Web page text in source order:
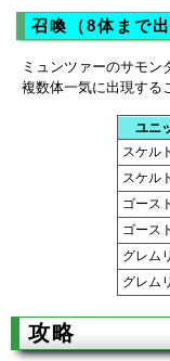
召喚（8体まで出
ミュンツァーのサモン
複数体一気に出現する
ユニ
スケル
スケル
ゴース
ゴース
グレム
グレム
攻略